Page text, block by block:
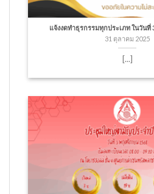
แจ้งงดทำธุรกรรมทุกประเภท ในวันที่
31 ตุลาคม 2025
[...]